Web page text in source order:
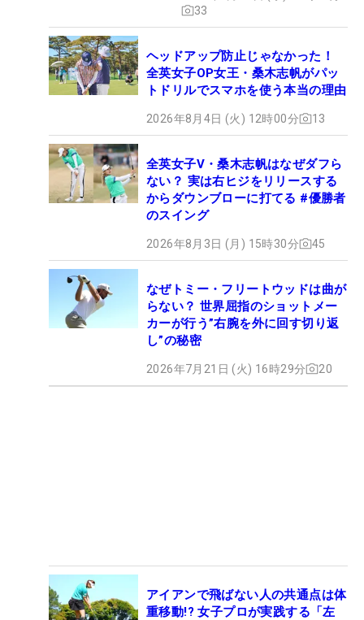
33
ヘッドアップ防止じゃなかった！
全英女子OP女王・桑木志帆がパッ
トドリルでスマホを使う本当の理由
2026年8月4日 (火) 12時00分 13
全英女子V・桑木志帆はなぜダフら
ない？ 実は右ヒジをリリースする
からダウンブローに打てる #優勝者
のスイング
2026年8月3日 (月) 15時30分 45
なぜトミー・フリートウッドは曲が
らない？ 世界屈指のショットメー
カーが行う”右腕を外に回す切り返
し”の秘密
2026年7月21日 (火) 16時29分 20
アイアンで飛ばない人の共通点は体
重移動!? 女子プロが実践する「左